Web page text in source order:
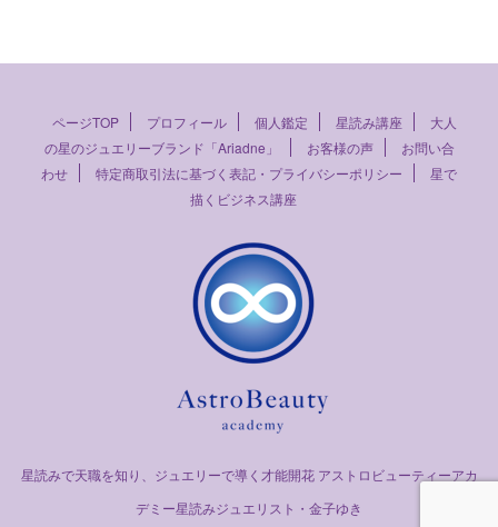
ページTOP プロフィール 個人鑑定 星読み講座
大人
の星のジュエリーブランド「Ariadne」
お客様の声
お問い合
わせ
特定商取引法に基づく表記・プライバシーポリシー
星で
描くビジネス講座
星読みで天職を知り、ジュエリーで導く才能開花 アストロビューティーアカ
デミー星読みジュエリスト・金子ゆき